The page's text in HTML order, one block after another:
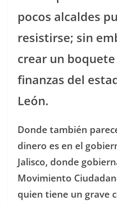
pocos alcaldes
resistirse; sin
crear un
finanzas del
León.
Donde también
dinero es en el
Jalisco, donde
Movimiento
quien tiene un grave